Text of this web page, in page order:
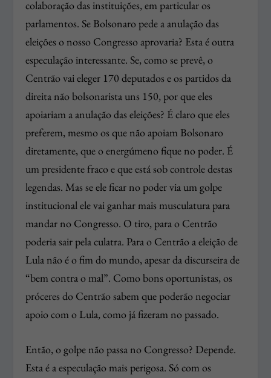
colaboração das instituições, em particular os
parlamentos. Se Bolsonaro pede a anulação das
eleições o nosso Congresso aprovaria? Esta é outra
especulação interessante. Se, como se prevê, o
Centrão vai eleger 170 deputados e os partidos da
direita não bolsonarista uns 150, por que eles
apoiariam a anulação das eleições? É claro que eles
preferem, mesmo os que não apoiam Bolsonaro
diretamente, que o energúmeno fique no poder. É
um presidente fraco e que está sob controle destas
legendas. Mas se ele ficar no poder via um golpe
institucional ele vai ganhar mais musculatura para
mandar no Congresso. O tiro, para o Centrão
poderia sair pela culatra. Para o Centrão a eleição de
Lula não é o fim do mundo, apesar da discurseira de
“bem contra o mal”. Como bons oportunistas, os
próceres do Centrão sabem que poderão negociar
apoio com o Lula, como já fizeram no passado.
Então, o golpe não passa no Congresso? Depende.
Esta é a especulação mais perigosa. Só com os